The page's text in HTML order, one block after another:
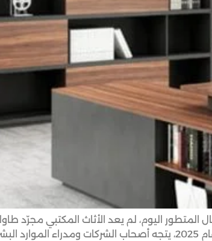
الرياض في عالم الأعمال المتطور اليوم، لم يعد الأثاث المكتبي
أداة استراتيجية تُساهم في تعزيز الإبداع، رفع الإنتاجية، وبناء ثقافة مؤسسية ناجحة. ومع دخول عام 2025، يتجه